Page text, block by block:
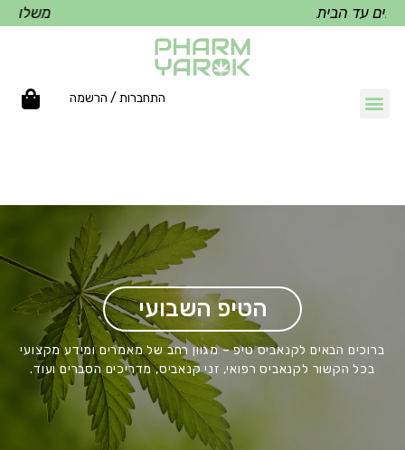
הבית משלוחים עד
התחברות / הרשמה
הטיפ השבועי
ברוכים הבאים לקנאביס טיפ – מגוון רחב של מאמרים ומידע מקצועי
בכל הקשור לקנאביס רפואי, זני קנאביס, מדריכים הסברים ועוד.